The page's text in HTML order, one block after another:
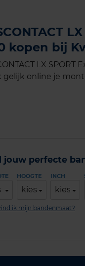
kopen bij
LX SPORT
online je
jouw perfecte
HOOGTE
kies
INCH
kies
ik mijn bandenmaat?